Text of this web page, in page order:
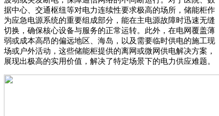
据中心、交通枢纽等对电力连续性要求极高的场所，储能柜作
为应急电源系统的重要组成部分，能在主电源故障时迅速无缝
切换，确保核心设备与服务的正常运转。此外，在电网覆盖薄
弱或成本高昂的偏远地区、海岛，以及需要临时供电的施工现
场或户外活动，这些储能柜提供的离网或微网供电解决方案，
展现出极高的实用价值，解决了特定场景下的电力供应难题。